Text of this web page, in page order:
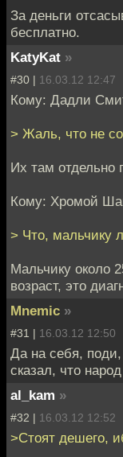
За деньги
бесплатно.
KatyKat »
#30 | 16.03.12 12:47
Кому: Дадли
> Жаль, что не
Их там
Кому: Хромой
> Что, мальчику
Мальчику около
возраст, это
Mnemic »
#31 | 16.03.12 12:50
Да на себя,
сказал, что
al_kam »
#32 | 16.03.12 12:52
>Стоят дешего,